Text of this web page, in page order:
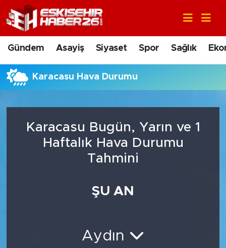
Gündem Asayiş Siyaset Spor Sağlık
Karacasu Hava Durumu
Karacasu Bugün, Yarın ve 1
Haftalık Hava Durumu
Tahmini
ŞU AN
Aydın
Gündem
Asayiş
Siyaset
Sağlık
Nöbetçi Eczaneler
Hava Durumu
Trafik Durumu
Tüm Manşetler